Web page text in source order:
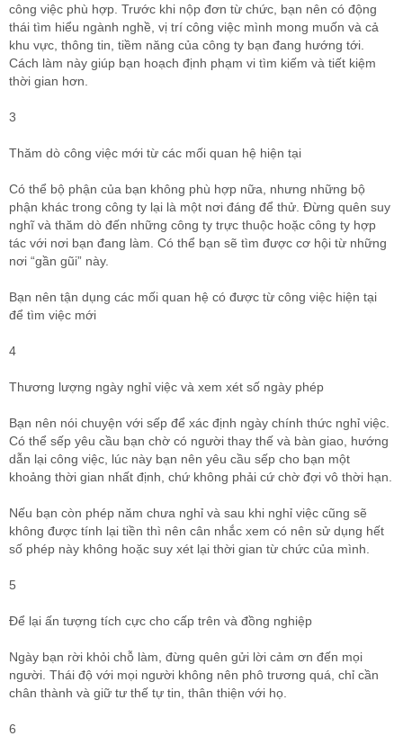
công việc phù hợp. Trước khi nộp đơn từ chức, bạn nên có động
thái tìm hiểu ngành nghề, vị trí công việc mình mong muốn và cả
khu vực, thông tin, tiềm năng của công ty bạn đang hướng tới.
Cách làm này giúp bạn hoạch định phạm vi tìm kiếm và tiết kiệm
thời gian hơn.
3
Thăm dò công việc mới từ các mối quan hệ hiện tại
Có thể bộ phận của bạn không phù hợp nữa, nhưng những bộ
phận khác trong công ty lại là một nơi đáng để thử. Đừng quên suy
nghĩ và thăm dò đến những công ty trực thuộc hoặc công ty hợp
tác với nơi bạn đang làm. Có thể bạn sẽ tìm được cơ hội từ những
nơi “gần gũi” này.
Bạn nên tận dụng các mối quan hệ có được từ công việc hiện tại
để tìm việc mới
4
Thương lượng ngày nghỉ việc và xem xét số ngày phép
Bạn nên nói chuyện với sếp để xác định ngày chính thức nghỉ việc.
Có thể sếp yêu cầu bạn chờ có người thay thế và bàn giao, hướng
dẫn lại công việc, lúc này bạn nên yêu cầu sếp cho bạn một
khoảng thời gian nhất định, chứ không phải cứ chờ đợi vô thời hạn.
Nếu bạn còn phép năm chưa nghỉ và sau khi nghỉ việc cũng sẽ
không được tính lại tiền thì nên cân nhắc xem có nên sử dụng hết
số phép này không hoặc suy xét lại thời gian từ chức của mình.
5
Để lại ấn tượng tích cực cho cấp trên và đồng nghiệp
Ngày bạn rời khỏi chỗ làm, đừng quên gửi lời cảm ơn đến mọi
người. Thái độ với mọi người không nên phô trương quá, chỉ cần
chân thành và giữ tư thế tự tin, thân thiện với họ.
6